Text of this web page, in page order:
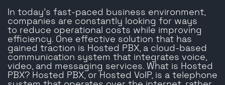
In today’s fast-paced business environment,
companies are constantly looking for ways
to reduce operational costs while improving
efficiency. One effective solution that has
gained traction is Hosted PBX, a cloud-based
communication system that integrates voice,
video, and messaging services. What is Hosted
PBX? Hosted PBX, or Hosted VoIP, is a telephone